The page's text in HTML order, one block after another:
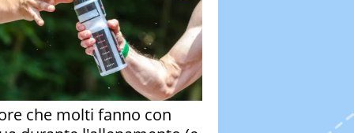
che molti fanno con